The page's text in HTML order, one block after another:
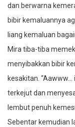
dan berwarna
bibir kemaluannya
liang kemaluan
Mira tiba-tiba
menyibakkan bibir
kesakitan. “Aawww…
terkejut dan
lembut penuh
Sebentar kemudian